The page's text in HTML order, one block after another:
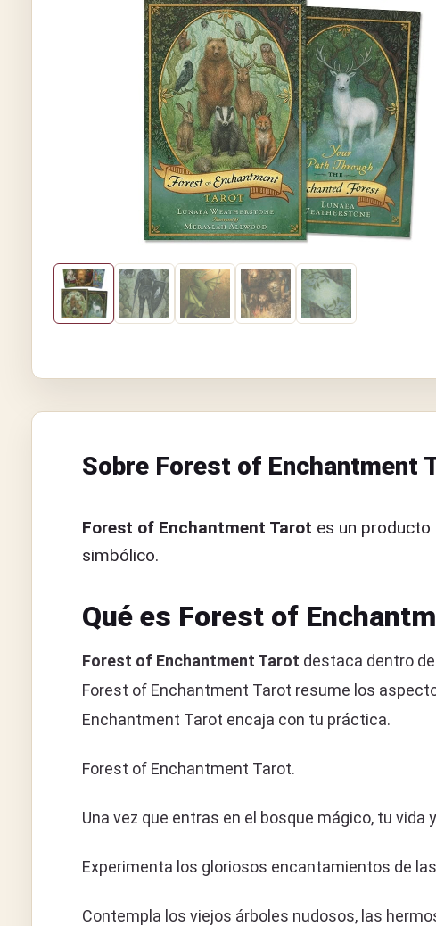
Sobre Forest of Enchantment
Forest of Enchantment Tarot es un producto
simbólico.
Qué es Forest of
Forest of Enchantment Tarot destaca dentro
Forest of Enchantment Tarot resume los
Enchantment Tarot encaja con tu práctica.
Forest of Enchantment Tarot.
Una vez que entras en el bosque mágico, tu
Experimenta los gloriosos encantamientos de
Contempla los viejos árboles nudosos, las